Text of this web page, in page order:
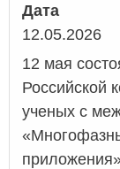
Дата
12.05.2026
12 мая
Российской
ученых с